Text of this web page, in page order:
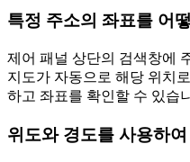
특정 주소의 좌표를 어
제어 패널 상단의 검색창에
지도가 자동으로 해당 위치
하고 좌표를 확인할 수 있습
위도와 경도를 사용하